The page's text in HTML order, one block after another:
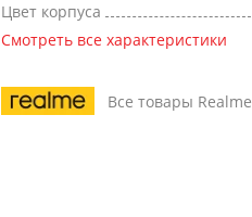
Цвет корпуса
Смотреть все характеристики
Все товары Realme